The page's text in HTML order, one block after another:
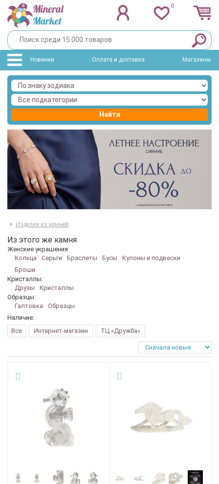
0
Новинки Оплата и доставка Магазины
Найти
> Изделия из камней
Из этого же камня
Женские украшения:
Кольца
Серьги Браслеты Бусы
Кулоны и подвески
Броши
Кристаллы:
Друзы
Кристаллы
Образцы:
Галтовка
Образцы
Наличие:
Все
Интернет-магазин ТЦ «Дружба»